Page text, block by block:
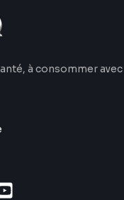
à consommer avec